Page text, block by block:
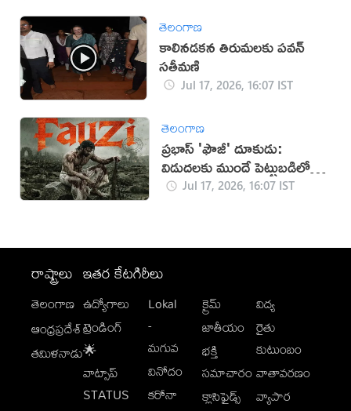
తెలంగాణ
కాలినడకన తిరుమలకు పవన్‌
సతీమణి
Jul 17, 2026, 16:07 IST
తెలంగాణ
ప్రభాస్ 'ఫౌజీ' దూకుడు:
విడుదలకు ముందే పెట్టుబడిలో
సగం రికవరీ!
Jul 17, 2026, 16:07 IST
రాష్ట్రాలు
తెలంగాణ
ఆంధ్రప్రదేశ్
తమిళనాడు
ఇతర కేటగిరీలు
ఉద్యోగాలు
ట్రెండింగ్
🌟
వాట్సాప్
STATUS
Lokal
-
మగువ
వినోదం
కరోనా
క్రైమ్
జాతీయం
భక్తి
సమాచారం
క్లాసిఫైడ్స్
విద్య
రైతు
కుటుంబం
వాతావరణం
వ్యాపార